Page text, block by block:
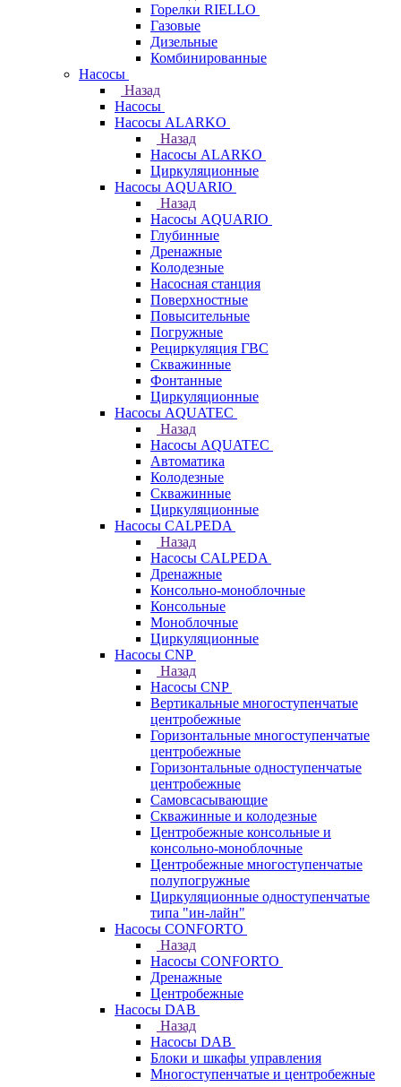
Горелки RIELLO
Газовые
Дизельные
Комбинированные
Насосы
Назад
Насосы
Насосы ALARKO
Назад
Насосы ALARKO
Циркуляционные
Насосы AQUARIO
Назад
Насосы AQUARIO
Глубинные
Дренажные
Колодезные
Насосная станция
Поверхностные
Повысительные
Погружные
Рециркуляция ГВС
Скважинные
Фонтанные
Циркуляционные
Насосы AQUATEC
Назад
Насосы AQUATEC
Автоматика
Колодезные
Скважинные
Циркуляционные
Насосы CALPEDA
Назад
Насосы CALPEDA
Дренажные
Консольно-моноблочные
Консольные
Моноблочные
Циркуляционные
Насосы CNP
Назад
Насосы CNP
Вертикальные многоступенчатые
центробежные
Горизонтальные многоступенчатые
центробежные
Горизонтальные одноступенчатые
центробежные
Самовсасывающие
Скважинные и колодезные
Центробежные консольные и
консольно-моноблочные
Центробежные многоступенчатые
полупогружные
Циркуляционные одноступенчатые
типа "ин-лайн"
Насосы CONFORTO
Назад
Насосы CONFORTO
Дренажные
Центробежные
Насосы DAB
Назад
Насосы DAB
Блоки и шкафы управления
Многоступенчатые и центробежные